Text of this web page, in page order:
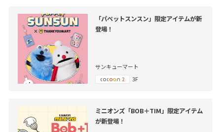
「パペットスンスン」限定アイテムが新
登場！
サンキューマート
3F
ミニオンズ「BOB＋TIM」限定アイテム
が新登場！